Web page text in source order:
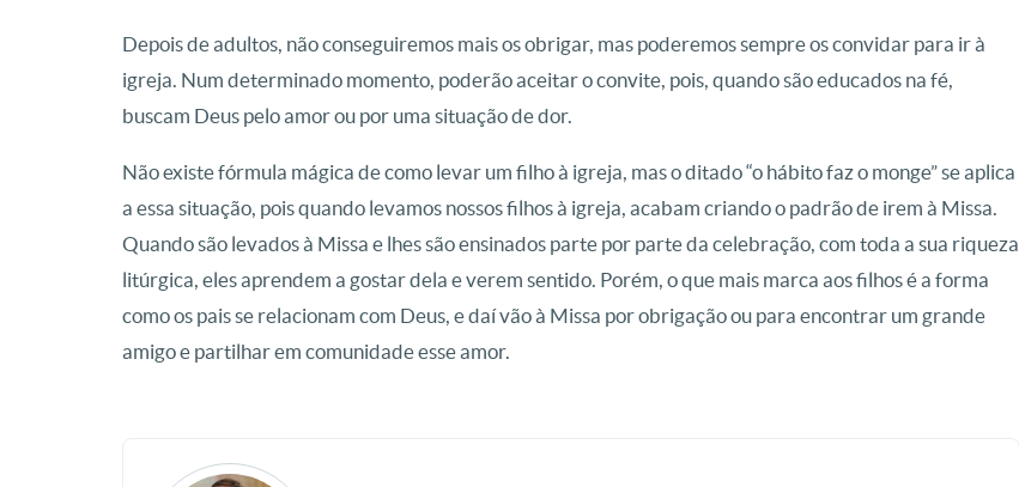
Depois de adultos, não conseguiremos mais os obrigar, mas poderemos sempre os convidar para ir à
igreja. Num determinado momento, poderão aceitar o convite, pois, quando são educados na fé,
buscam Deus pelo amor ou por uma situação de dor.
Não existe fórmula mágica de como levar um filho à igreja, mas o ditado “o hábito faz o monge” se aplica
a essa situação, pois quando levamos nossos filhos à igreja, acabam criando o padrão de irem à Missa.
Quando são levados à Missa e lhes são ensinados parte por parte da celebração, com toda a sua riqueza
litúrgica, eles aprendem a gostar dela e verem sentido. Porém, o que mais marca aos filhos é a forma
como os pais se relacionam com Deus, e daí vão à Missa por obrigação ou para encontrar um grande
amigo e partilhar em comunidade esse amor.